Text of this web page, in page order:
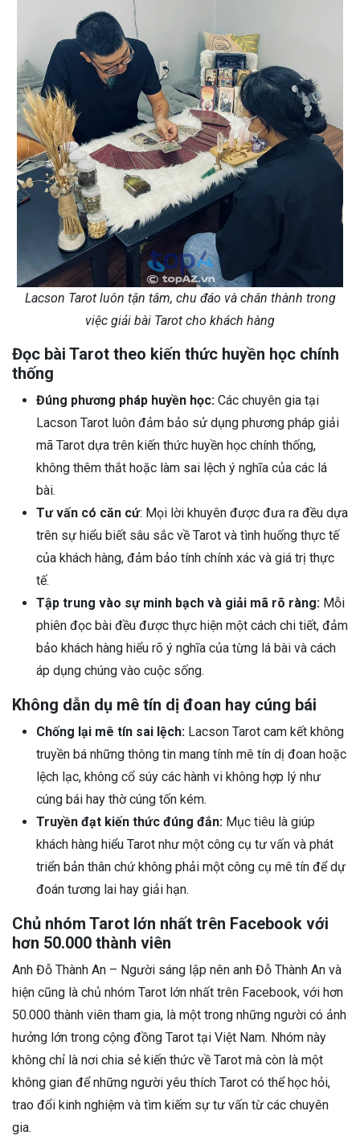
Lacson Tarot luôn tận tâm, chu đáo và chân thành trong
việc giải bài Tarot cho khách hàng
Đọc bài Tarot theo kiến thức huyền học chính
thống
Đúng phương pháp huyền học: Các chuyên gia tại
Lacson Tarot luôn đảm bảo sử dụng phương pháp giải
mã Tarot dựa trên kiến thức huyền học chính thống,
không thêm thắt hoặc làm sai lệch ý nghĩa của các lá
bài.
Tư vấn có căn cứ: Mọi lời khuyên được đưa ra đều dựa
trên sự hiểu biết sâu sắc về Tarot và tình huống thực tế
của khách hàng, đảm bảo tính chính xác và giá trị thực
tế.
Tập trung vào sự minh bạch và giải mã rõ ràng: Mỗi
phiên đọc bài đều được thực hiện một cách chi tiết, đảm
bảo khách hàng hiểu rõ ý nghĩa của từng lá bài và cách
áp dụng chúng vào cuộc sống.
Không dẫn dụ mê tín dị đoan hay cúng bái
Chống lại mê tín sai lệch: Lacson Tarot cam kết không
truyền bá những thông tin mang tính mê tín dị đoan hoặc
lệch lạc, không cổ súy các hành vi không hợp lý như
cúng bái hay thờ cúng tốn kém.
Truyền đạt kiến thức đúng đắn: Mục tiêu là giúp
khách hàng hiểu Tarot như một công cụ tư vấn và phát
triển bản thân chứ không phải một công cụ mê tín để dự
đoán tương lai hay giải hạn.
Chủ nhóm Tarot lớn nhất trên Facebook với
hơn 50.000 thành viên
Anh Đỗ Thành An – Người sáng lập nên anh Đỗ Thành An và
hiện cũng là chủ nhóm Tarot lớn nhất trên Facebook, với hơn
50.000 thành viên tham gia, là một trong những người có ảnh
hưởng lớn trong cộng đồng Tarot tại Việt Nam. Nhóm này
không chỉ là nơi chia sẻ kiến thức về Tarot mà còn là một
không gian để những người yêu thích Tarot có thể học hỏi,
trao đổi kinh nghiệm và tìm kiếm sự tư vấn từ các chuyên
gia.